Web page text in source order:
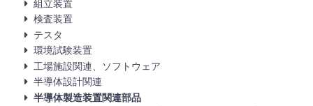
組立装置
検査装置
テスタ
環境試験装置
工場施設関連、ソフトウェア
半導体設計関連
半導体製造装置関連部品